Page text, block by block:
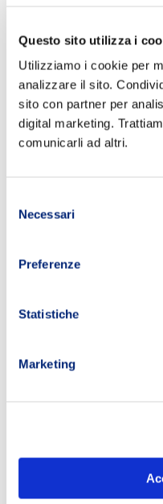
Questo sito utilizza i
Utilizziamo i cookie per
analizzare il sito.
sito con partner per
digital marketing.
comunicarli ad altri.
delNecessari
Preferenze
Statistiche
Marketing